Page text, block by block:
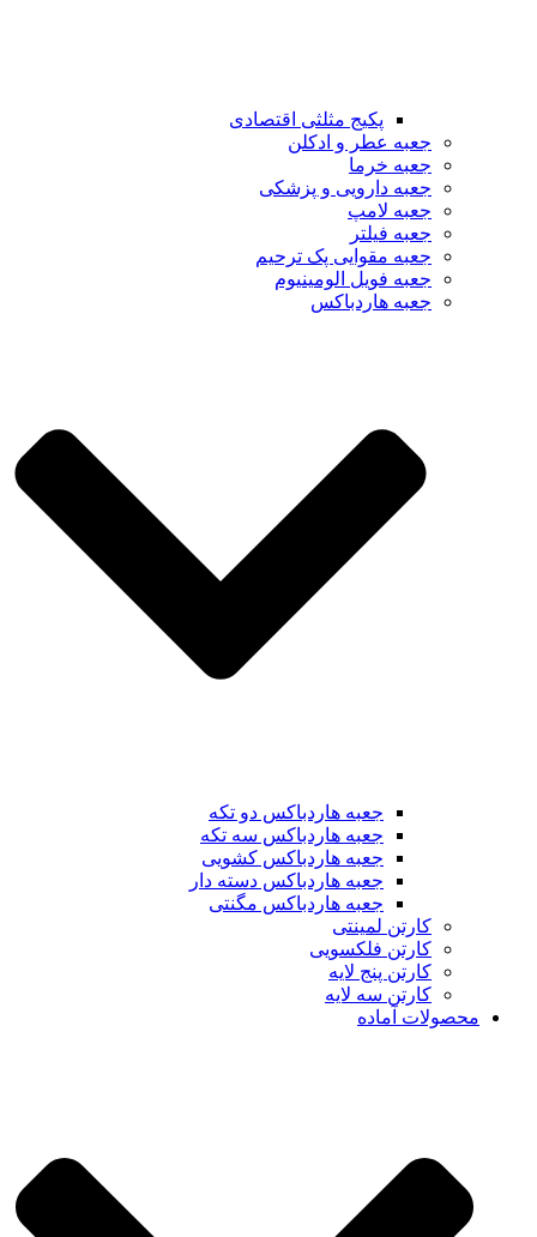
پکیج مثلثی اقتصادی
جعبه عطر و ادکلن
جعبه خرما
جعبه دارویی و پزشکی
جعبه لامپ
جعبه فیلتر
جعبه مقوایی پک ترحیم
جعبه فویل الومینیوم
جعبه هاردباکس
جعبه هاردباکس دو تکه
جعبه هاردباکس سه تکه
جعبه هاردباکس کشویی
جعبه هاردباکس دسته دار
جعبه هاردباکس مگنتی
کارتن لمینتی
کارتن فلکسویی
کارتن پنج لایه
کارتن سه لایه
محصولات آماده